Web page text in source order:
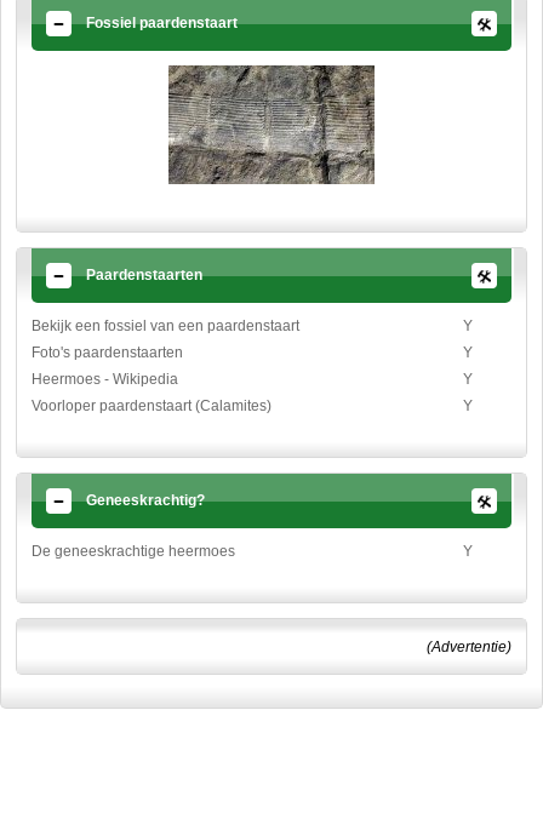
Fossiel paardenstaart
Paardenstaarten
Bekijk een fossiel van een paardenstaart
Y
Foto's paardenstaarten
Y
Heermoes - Wikipedia
Y
Voorloper paardenstaart (Calamites)
Y
Geneeskrachtig?
De geneeskrachtige heermoes Y
(Advertentie)